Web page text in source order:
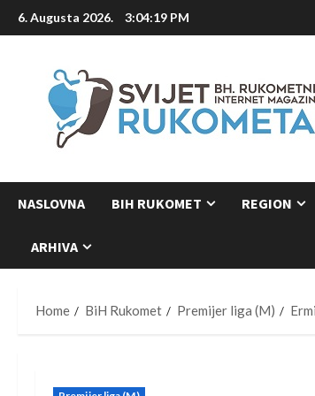
Skip
to
6. Augusta 2026. 3:04:20 PM
NASLOVNA BIH RUKOMET REGION
ARHIVA
Home BiH Rukomet Premijer liga (M)